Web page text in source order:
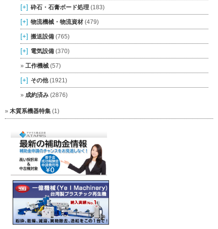
[+] 砕石・石膏ボード処理 (183)
[+] 物流機械・物流資材 (479)
[+] 搬送設備 (765)
[+] 電気設備 (370)
工作機械 (57)
[+] その他(1921)
成約済み (2876)
木質系機器特集 (1)